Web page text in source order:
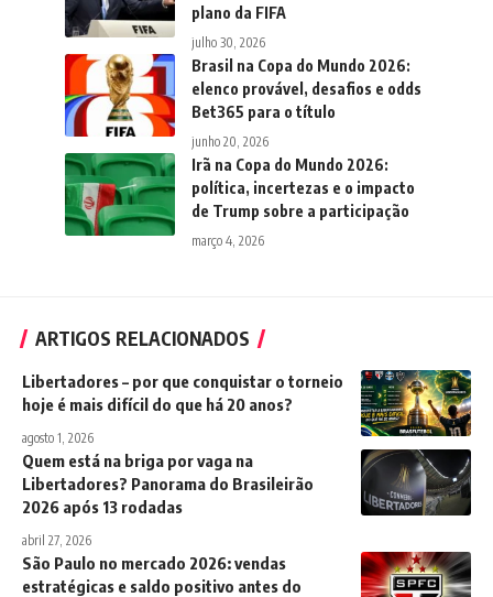
plano da FIFA
julho 30, 2026
Brasil na Copa do Mundo 2026:
elenco provável, desafios e odds
Bet365 para o título
junho 20, 2026
Irã na Copa do Mundo 2026:
política, incertezas e o impacto
de Trump sobre a participação
março 4, 2026
ARTIGOS RELACIONADOS
Libertadores – por que conquistar o torneio
hoje é mais difícil do que há 20 anos?
agosto 1, 2026
Quem está na briga por vaga na
Libertadores? Panorama do Brasileirão
2026 após 13 rodadas
abril 27, 2026
São Paulo no mercado 2026: vendas
estratégicas e saldo positivo antes do